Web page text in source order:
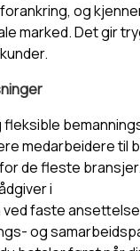
og
marked. Det gir
medarbeidere til
de fleste
i
faste
og